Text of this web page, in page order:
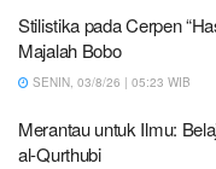
Stilistika pada Cerpen
Majalah Bobo
SENIN, 03/8/26 | 05:23 WIB
Merantau untuk Ilmu:
al-Qurthubi